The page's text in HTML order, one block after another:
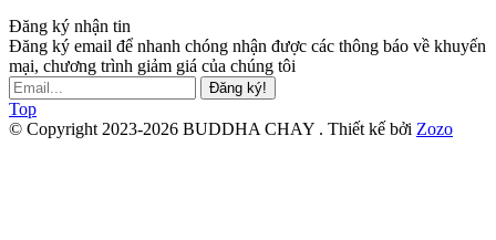
Đăng ký nhận tin
Đăng ký email để nhanh chóng nhận được các thông báo về khuyến
mại, chương trình giảm giá của chúng tôi
Đăng ký!
Top
© Copyright 2023-2026 BUDDHA CHAY . Thiết kế bởi Zozo